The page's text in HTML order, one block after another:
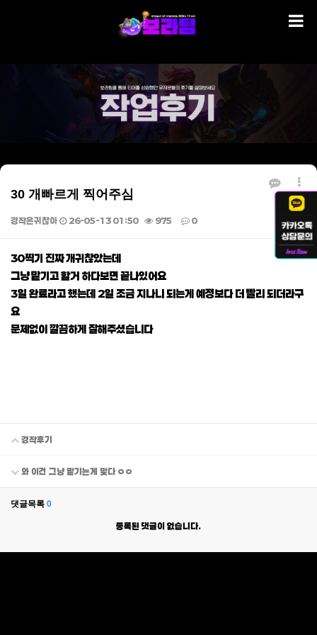
30 개빠르게 찍어주심
경작은귀찮아 26-05-13 01:50 975 0
본문
30찍기 진짜 개귀찮았는데
그냥 맡기고 할거 하다보면 끝나있어요
3일 완료라고 했는데 2일 조금 지나니 되는게 예정보다 더 빨리 되더라구
요
문제없이 깔끔하게 잘해주셨습니다
경작후기
와 이건 그냥 맡기는게 맞다 ㅇㅇ
댓글목록 0
등록된 댓글이 없습니다.